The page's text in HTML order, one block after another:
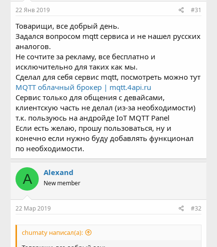
22 Янв 2019 #31
Товарищи, все добрый день.
Задался вопросом mqtt сервиса и не нашел русских
аналогов.
Не сочтите за рекламу, все бесплатно и
исключительно для таких как мы.
Сделал для себя сервис mqtt, посмотреть можно тут
MQTT облачный брокер | mqtt.4api.ru
Сервис только для общения с девайсами,
клиентскую часть не делал (из-за необходимости)
т.к. пользуюсь на андройде IoT MQTT Panel
Если есть желаю, прошу пользоваться, ну и
конечно если нужно буду добавлять функционал
по необходимости.
A Alexand
New member
22 Мар 2019 #32
chumaty написал(а):